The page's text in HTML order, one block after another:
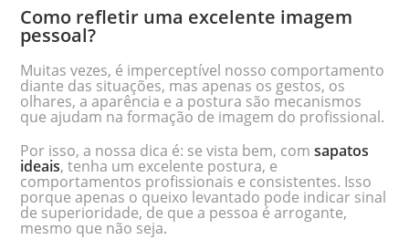
Como refletir uma excelente imagem
pessoal?
Muitas vezes, é imperceptível nosso comportamento
diante das situações, mas apenas os gestos, os
olhares, a aparência e a postura são mecanismos
que ajudam na formação de imagem do profissional.
Por isso, a nossa dica é: se vista bem, comsapatos
ideais, tenha um excelente postura, e
comportamentos profissionais e consistentes. Isso
porque apenas o queixo levantado pode indicar sinal
de superioridade, de que a pessoa é arrogante,
mesmo que não seja.